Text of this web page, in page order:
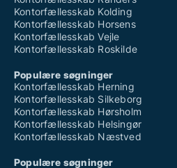
Kontorfællesskab Kolding
Kontorfællesskab Horsens
Kontorfællesskab Vejle
Kontorfællesskab Roskilde
Populære søgninger
Kontorfællesskab Herning
Kontorfællesskab Silkeborg
Kontorfællesskab Hørsholm
Kontorfællesskab Helsingør
Kontorfællesskab Næstved
Populære søgninger